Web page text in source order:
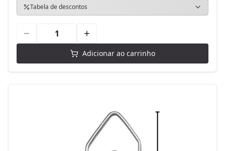
Tabela de descontos
Adicionar ao carrinho